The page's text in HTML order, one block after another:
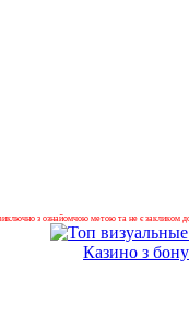
з ознайомчою метою та не є закликом
Казино з